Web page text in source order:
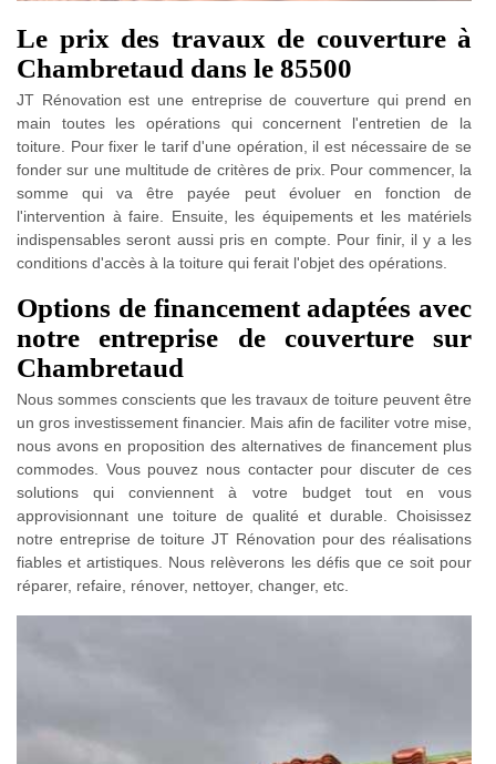
Le prix des travaux de couverture à
Chambretaud dans le 85500
JT Rénovation est une entreprise de couverture qui prend en
main toutes les opérations qui concernent l'entretien de la
toiture. Pour fixer le tarif d'une opération, il est nécessaire de se
fonder sur une multitude de critères de prix. Pour commencer, la
somme qui va être payée peut évoluer en fonction de
l'intervention à faire. Ensuite, les équipements et les matériels
indispensables seront aussi pris en compte. Pour finir, il y a les
conditions d'accès à la toiture qui ferait l'objet des opérations.
Options de financement adaptées avec
notre entreprise de couverture sur
Chambretaud
Nous sommes conscients que les travaux de toiture peuvent être
un gros investissement financier. Mais afin de faciliter votre mise,
nous avons en proposition des alternatives de financement plus
commodes. Vous pouvez nous contacter pour discuter de ces
solutions qui conviennent à votre budget tout en vous
approvisionnant une toiture de qualité et durable. Choisissez
notre entreprise de toiture JT Rénovation pour des réalisations
fiables et artistiques. Nous relèverons les défis que ce soit pour
réparer, refaire, rénover, nettoyer, changer, etc.